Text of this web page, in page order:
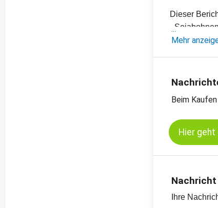
Dieser
-
-
Kassamarkt
Mehr
Beim
Hier
Ihre